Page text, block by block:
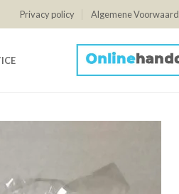
Privacy policy Algemene